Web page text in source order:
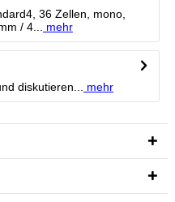
36 Zellen, mono,
/ 4...
mehr
diskutieren...
mehr